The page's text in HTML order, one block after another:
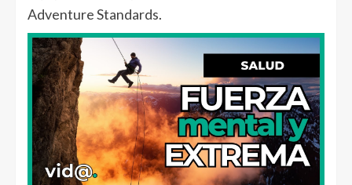
Adventure Standards.